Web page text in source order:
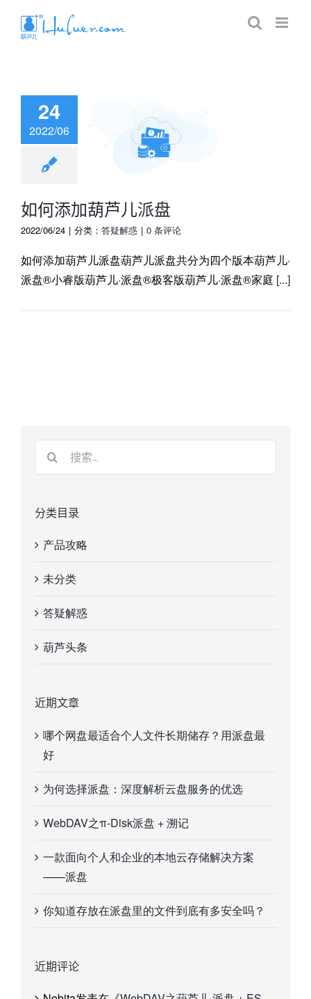
24
2022/06
如何添加葫芦儿派盘
2022/06/24 | 分类： 答疑解惑 | 0 条评论
如何添加葫芦儿派盘葫芦儿派盘共分为四个版本葫芦儿·
派盘®小睿版葫芦儿·派盘®极客版葫芦儿·派盘®家庭 [...]
分类目录
产品攻略
未分类
答疑解惑
葫芦头条
近期文章
哪个网盘最适合个人文件长期储存？用派盘最
好
为何选择派盘：深度解析云盘服务的优选
WebDAV之π-Disk派盘 + 溯记
一款面向个人和企业的本地云存储解决方案
——派盘
你知道存放在派盘里的文件到底有多安全吗？
近期评论